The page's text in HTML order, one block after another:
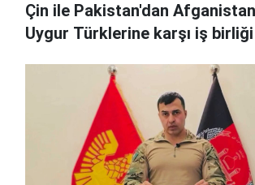
Çin ile Pakistan'dan
Uygur Türklerine karşı iş birliği